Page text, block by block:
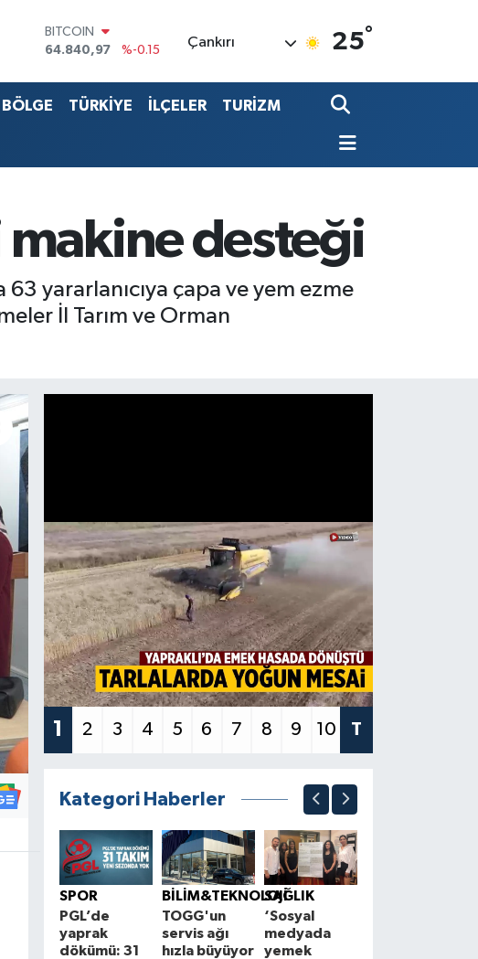
DOLAR
47,7436
%0.18
STERLİN
Çankırı 25°
BÖLGE TÜRKİYE İLÇELER TURİZM
makine desteği
63 yararlanıcıya çapa ve yem ezme
İl Tarım ve Orman
1 2 3 4 5 6 7 8 9 10 T
Kategori Haberler
SPOR
PGL’de
yaprak
dökümü: 31
BİLİM&TEKNOLOJİ
TOGG'un
servis ağı
hızla büyüyor
SAĞLIK
‘Sosyal
medyada
yemek